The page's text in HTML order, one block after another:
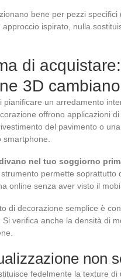
bene per pezzi
ispirato, nulla
di
3D
pianificare un arredamento
offrono applicazioni
del pavimento o
nel tuo soggiorno
permette soprattutto
online senza aver visto il
di decorazione semplice è
verifica anche la densità di
non
fedelmente la texture